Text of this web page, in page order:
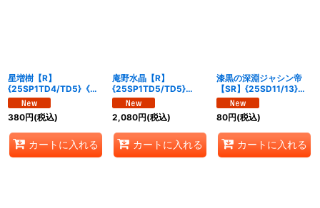
星増樹【R】
{25SP1TD4/TD5}《自
然》
380円(税込)
カートに入れる
庵野水晶【R】
{25SP1TD5/TD5}
《多》
2,080円(税込)
カートに入れる
漆黒の深淵ジャシン帝
【SR】{25SD11/13}
《闇》
80円(税込)
カートに入れる